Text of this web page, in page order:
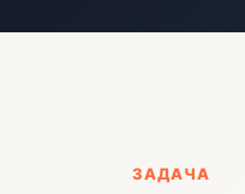
ЗАДАЧА